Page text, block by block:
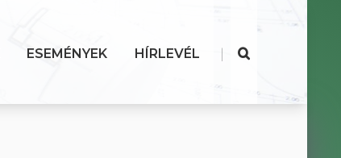
ESEMÉNYEK HÍRLEVÉL |